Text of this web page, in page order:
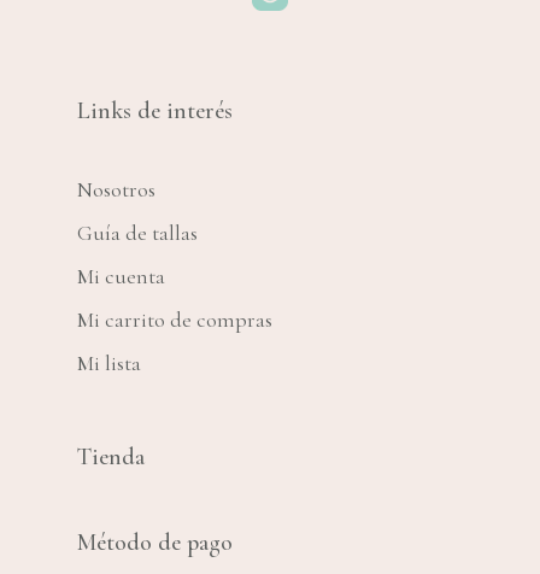
Links de interés
Nosotros
Guía de tallas
Mi cuenta
Mi carrito de compras
Mi lista
Tienda
Método de pago